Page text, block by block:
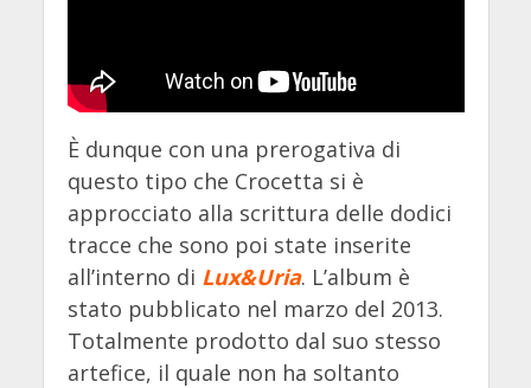
È dunque con una prerogativa di
questo tipo che Crocetta si è
approcciato alla scrittura delle dodici
tracce che sono poi state inserite
all’interno di Lux&Uria. L’album è
stato pubblicato nel marzo del 2013.
Totalmente prodotto dal suo stesso
artefice, il quale non ha soltanto